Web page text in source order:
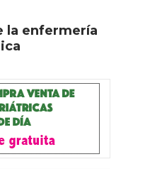
la enfermería